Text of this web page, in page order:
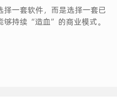
吗？
择一套软件，而是选择一套已
够持续“造血”的商业模式。